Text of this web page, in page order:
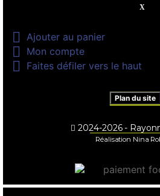
 Ajouter au panier
 Mon compte
 Faites défiler vers le haut
Plan du site
2024-2026 -
Réalisation Nina